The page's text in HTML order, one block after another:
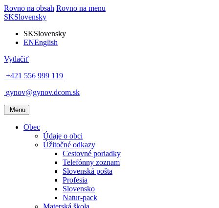
Rovno na obsah Rovno na menu
SKSlovensky
SKSlovensky
ENEnglish
Vytlačiť
+421 556 999 119
gynov@gynov.dcom.sk
Menu
Obec
Údaje o obci
Úžitočné odkazy
Cestovné poriadky
Telefónny zoznam
Slovenská pošta
Profesia
Slovensko
Natur-pack
Materská škola